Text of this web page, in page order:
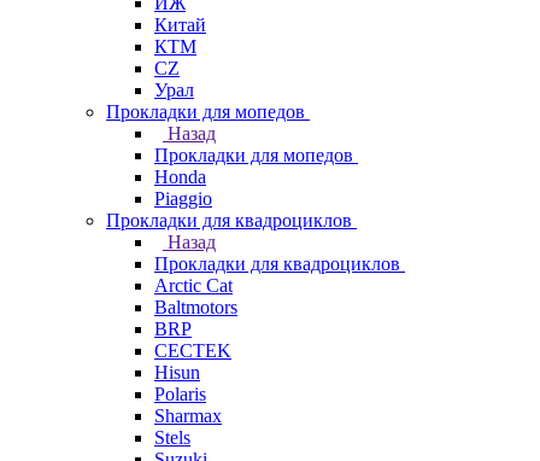
Китай
КТМ
СZ
Урал
Прокладки для мопедов
Назад
Прокладки для мопедов
Honda
Piaggio
Прокладки для квадроциклов
Назад
Прокладки для квадроциклов
Arctic Cat
Baltmotors
BRP
CECTEK
Hisun
Polaris
Sharmax
Stels